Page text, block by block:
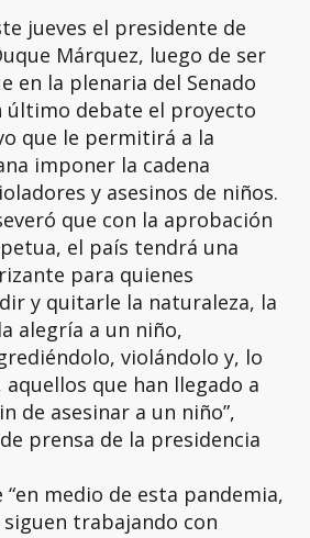
jueves el presidente de
Márquez, luego de ser
en la plenaria del Senado
último debate el proyecto
que le permitirá a la
imponer la cadena
y asesinos de niños.
que con la aprobación
el país tendrá una
para quienes
y quitarle la naturaleza, la
alegría a un niño,
violándolo y, lo
que han llegado a
de asesinar a un niño”,
prensa de la presidencia
medio de esta pandemia,
trabajando con